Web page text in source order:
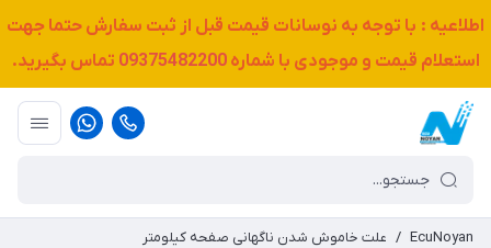
اطلاعیه : با توجه به نوسانات قیمت قبل از ثبت سفارش حتما جهت
استعلام قیمت و موجودی با شماره09375482200 تماس بگیرید.
EcuNoyan
/ علت خاموش شدن ناگهانی صفحه کیلومتر